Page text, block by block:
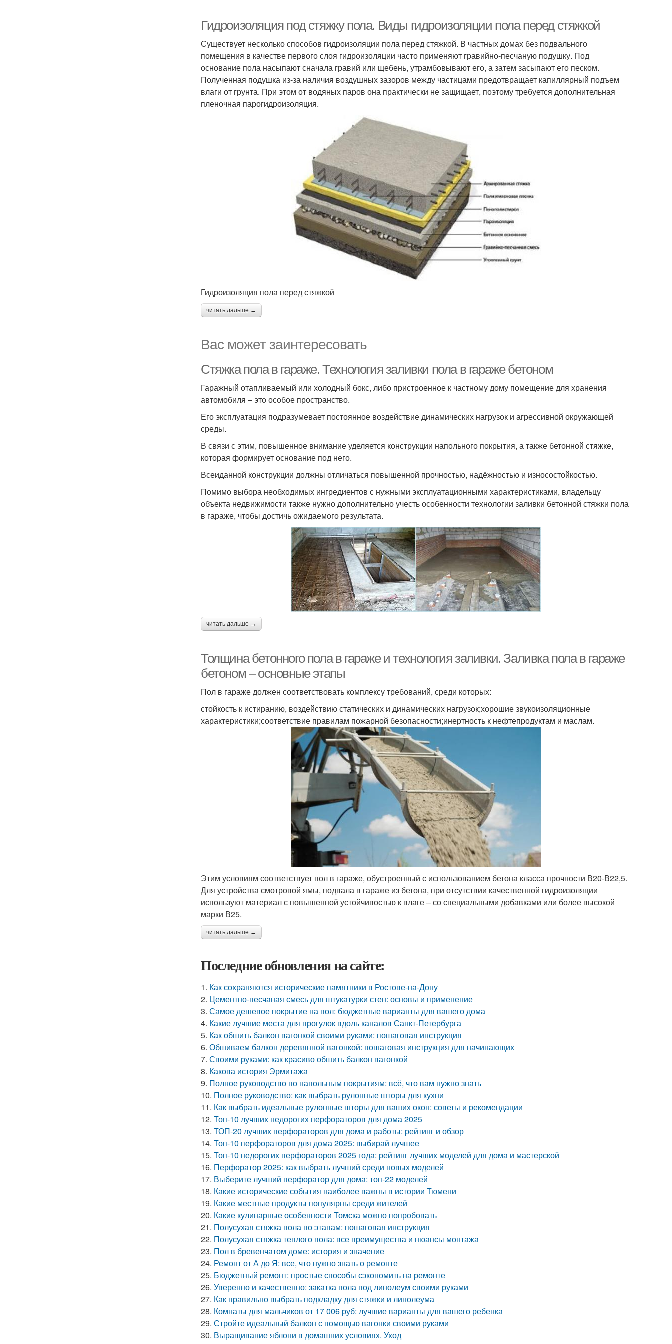
Гидроизоляция под стяжку пола. Виды гидроизоляции пола перед стяжкой
Существует несколько способов гидроизоляции пола перед стяжкой. В частных домах без подвального
помещения в качестве первого слоя гидроизоляции часто применяют гравийно-песчаную подушку. Под
основание пола насыпают сначала гравий или щебень, утрамбовывают его, а затем засыпают его песком.
Полученная подушка из-за наличия воздушных зазоров между частицами предотвращает капиллярный подъем
влаги от грунта. При этом от водяных паров она практически не защищает, поэтому требуется дополнительная
пленочная парогидроизоляция.
Гидроизоляция пола перед стяжкой
читать дальше →
Вас может заинтересовать
Стяжка пола в гараже. Технология заливки пола в гараже бетоном
Гаражный отапливаемый или холодный бокс, либо пристроенное к частному дому помещение для хранения
автомобиля – это особое пространство.
Его эксплуатация подразумевает постоянное воздействие динамических нагрузок и агрессивной окружающей
среды.
В связи с этим, повышенное внимание уделяется конструкции напольного покрытия, а также бетонной стяжке,
которая формирует основание под него.
Всеиданной конструкции должны отличаться повышенной прочностью, надёжностью и износостойкостью.
Помимо выбора необходимых ингредиентов с нужными эксплуатационными характеристиками, владельцу
объекта недвижимости также нужно дополнительно учесть особенности технологии заливки бетонной стяжки пола
в гараже, чтобы достичь ожидаемого результата.
читать дальше →
Толщина бетонного пола в гараже и технология заливки. Заливка пола в гараже
бетоном – основные этапы
Пол в гараже должен соответствовать комплексу требований, среди которых:
стойкость к истиранию, воздействию статических и динамических нагрузок;хорошие звукоизоляционные
характеристики;соответствие правилам пожарной безопасности;инертность к нефтепродуктам и маслам.
Этим условиям соответствует пол в гараже, обустроенный с использованием бетона класса прочности В20-В22,5.
Для устройства смотровой ямы, подвала в гараже из бетона, при отсутствии качественной гидроизоляции
используют материал с повышенной устойчивостью к влаге – со специальными добавками или более высокой
марки В25.
читать дальше →
Последние обновления на сайте:
1. Как сохраняются исторические памятники в Ростове-на-Дону
2. Цементно-песчаная смесь для штукатурки стен: основы и применение
3. Самое дешевое покрытие на пол: бюджетные варианты для вашего дома
4. Какие лучшие места для прогулок вдоль каналов Санкт-Петербурга
5. Как обшить балкон вагонкой своими руками: пошаговая инструкция
6. Обшиваем балкон деревянной вагонкой: пошаговая инструкция для начинающих
7. Своими руками: как красиво обшить балкон вагонкой
8. Какова история Эрмитажа
9. Полное руководство по напольным покрытиям: всё, что вам нужно знать
10. Полное руководство: как выбрать рулонные шторы для кухни
11. Как выбрать идеальные рулонные шторы для ваших окон: советы и рекомендации
12. Топ-10 лучших недорогих перфораторов для дома 2025
13. ТОП-20 лучших перфораторов для дома и работы: рейтинг и обзор
14. Топ-10 перфораторов для дома 2025: выбирай лучшее
15. Топ-10 недорогих перфораторов 2025 года: рейтинг лучших моделей для дома и мастерской
16. Перфоратор 2025: как выбрать лучший среди новых моделей
17. Выберите лучший перфоратор для дома: топ-22 моделей
18. Какие исторические события наиболее важны в истории Тюмени
19. Какие местные продукты популярны среди жителей
20. Какие кулинарные особенности Томска можно попробовать
21. Полусухая стяжка пола по этапам: пошаговая инструкция
22. Полусухая стяжка теплого пола: все преимущества и нюансы монтажа
23. Пол в бревенчатом доме: история и значение
24. Ремонт от А до Я: все, что нужно знать о ремонте
25. Бюджетный ремонт: простые способы сэкономить на ремонте
26. Уверенно и качественно: закатка пола под линолеум своими руками
27. Как правильно выбрать подкладку для стяжки и линолеума
28. Комнаты для мальчиков от 17 006 руб: лучшие варианты для вашего ребенка
29. Стройте идеальный балкон с помощью вагонки своими руками
30. Выращивание яблони в домашних условиях. Уход